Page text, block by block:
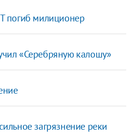
погиб милиционер
«Серебряную калошу»
загрязнение реки